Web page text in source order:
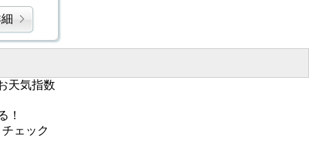
天気指数
！
ェック